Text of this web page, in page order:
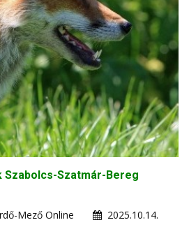
Szatmár-Bereg
Mező Online
2025.10.14.